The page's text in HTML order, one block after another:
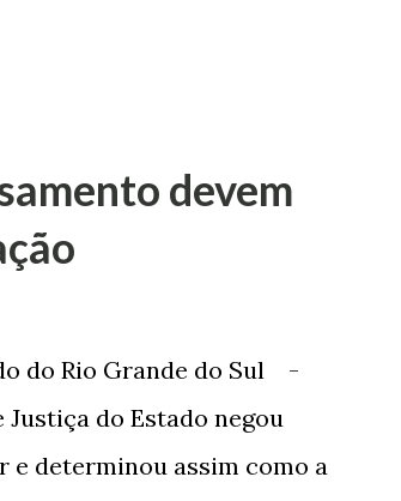
devem
do Rio Grande do Sul -
do Estado negou
e determinou assim como a